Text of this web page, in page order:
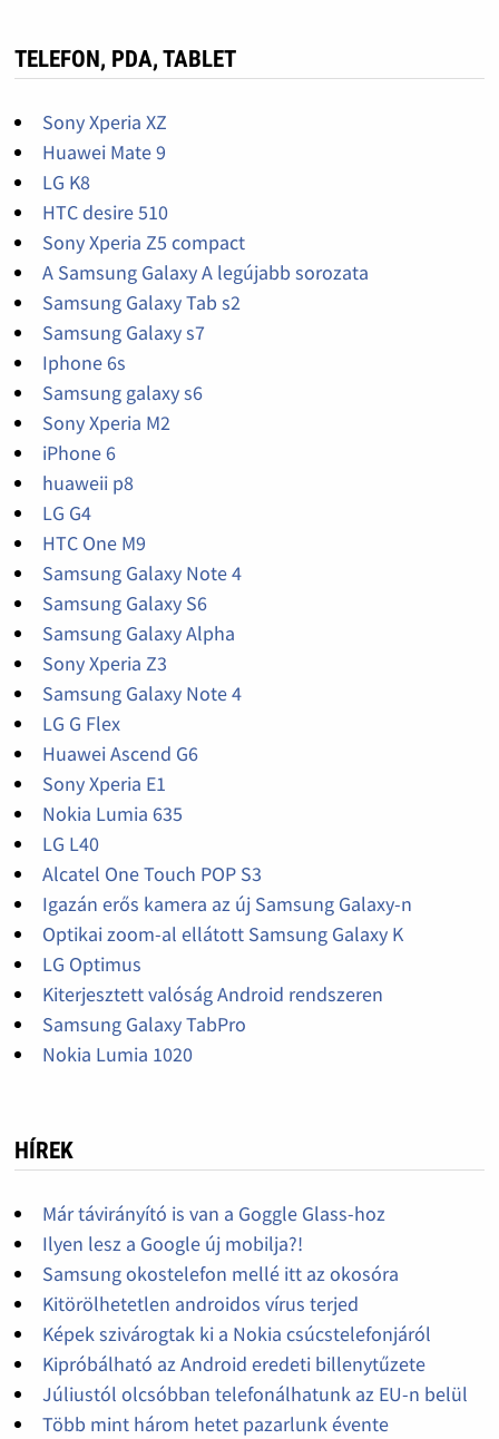
TELEFON, PDA, TABLET
Sony Xperia XZ
Huawei Mate 9
LG K8
HTC desire 510
Sony Xperia Z5 compact
A Samsung Galaxy A legújabb sorozata
Samsung Galaxy Tab s2
Samsung Galaxy s7
Iphone 6s
Samsung galaxy s6
Sony Xperia M2
iPhone 6
huaweii p8
LG G4
HTC One M9
Samsung Galaxy Note 4
Samsung Galaxy S6
Samsung Galaxy Alpha
Sony Xperia Z3
Samsung Galaxy Note 4
LG G Flex
Huawei Ascend G6
Sony Xperia E1
Nokia Lumia 635
LG L40
Alcatel One Touch POP S3
Igazán erős kamera az új Samsung Galaxy-n
Optikai zoom-al ellátott Samsung Galaxy K
LG Optimus
Kiterjesztett valóság Android rendszeren
Samsung Galaxy TabPro
Nokia Lumia 1020
HÍREK
Már távirányító is van a Goggle Glass-hoz
Ilyen lesz a Google új mobilja?!
Samsung okostelefon mellé itt az okosóra
Kitörölhetetlen androidos vírus terjed
Képek szivárogtak ki a Nokia csúcstelefonjáról
Kipróbálható az Android eredeti billenytűzete
Júliustól olcsóbban telefonálhatunk az EU-n belül
Több mint három hetet pazarlunk évente